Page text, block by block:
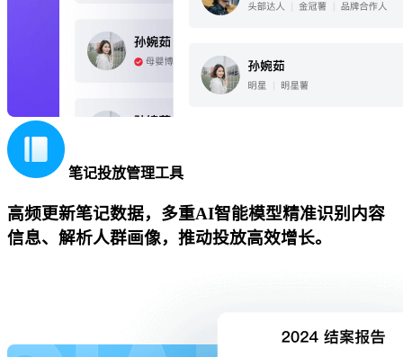
笔记投放管理工具
高频更新笔记数据，多重AI智能模型精准识别内容
信息、解析人群画像，推动投放高效增长。